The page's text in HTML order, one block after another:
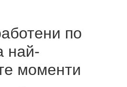
по
най-
моменти